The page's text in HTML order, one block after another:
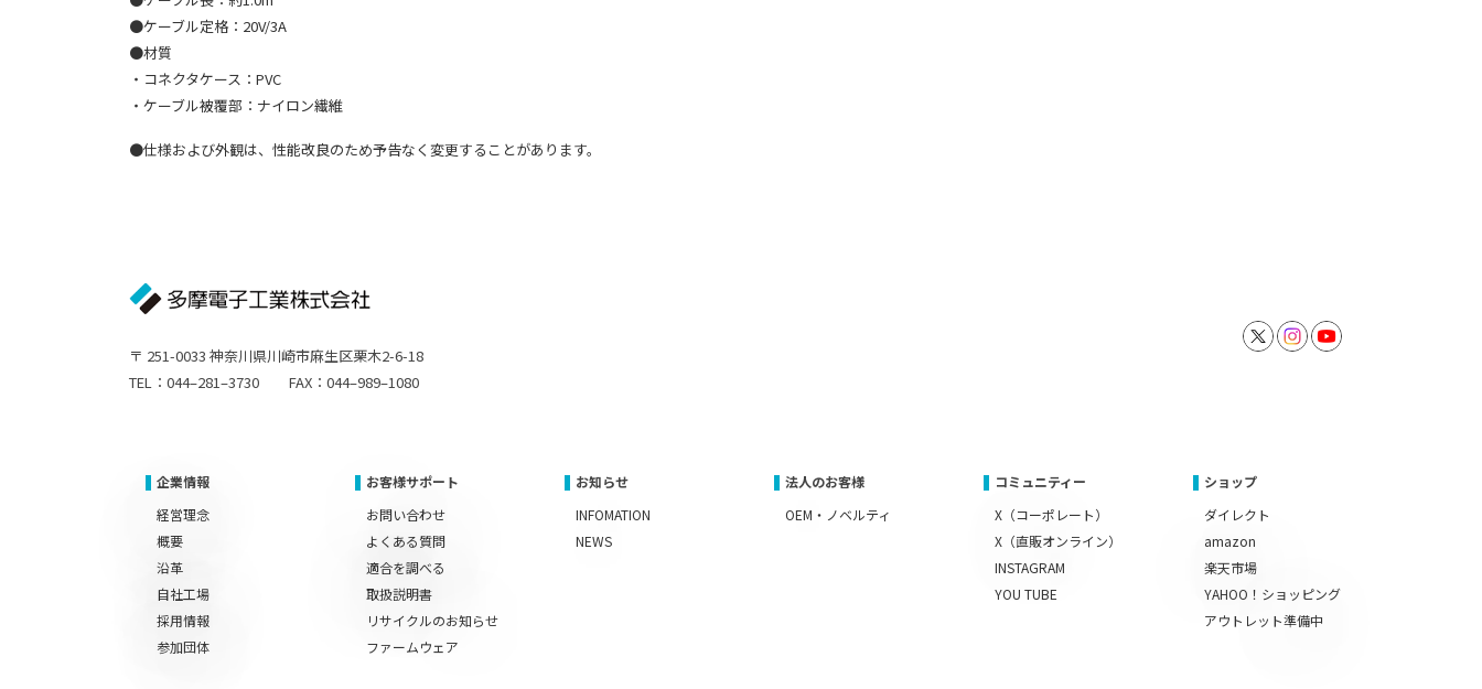
●ケーブル定格：20V/3A
●材質
・コネクタケース：PVC
・ケーブル被覆部：ナイロン繊維
●仕様および外観は、性能改良のため予告なく変更することがあります。
〒 251-0033 神奈川県川崎市麻生区栗木2-6-18
TEL：044–281–3730 FAX：044–989–1080
企業情報
経営理念
概要
沿革
自社工場
採用情報
参加団体
お客様サポート
お問い合わせ
よくある質問
適合を調べる
取扱説明書
リサイクルのお知らせ
ファームウェア
お知らせ
INFOMATION
NEWS
法人のお客様
OEM・ノベルティ
コミュニティー
X（コーポレート）
X（直販オンライン）
INSTAGRAM
YOU TUBE
ショップ
ダイレクト
amazon
楽天市場
YAHOO！ショッピング
アウトレット準備中